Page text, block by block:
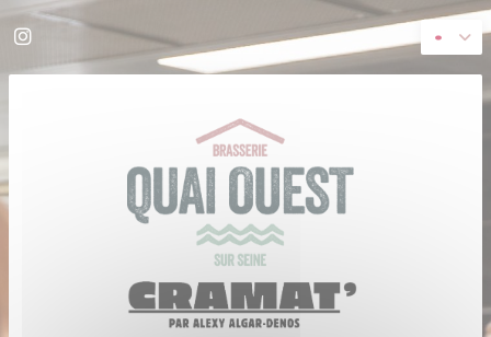
クッキー利用の管理について
Instagram ((新しいウィンドウで開きます))